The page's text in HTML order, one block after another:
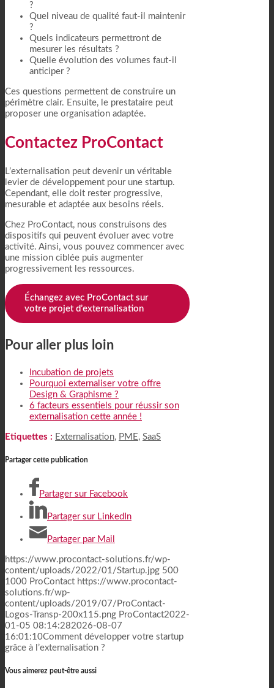
?
Quel niveau de qualité faut-il maintenir
?
Quels indicateurs permettront de
mesurer les résultats ?
Quelle évolution des volumes faut-il
anticiper ?
Ces questions permettent de construire un
périmètre clair. Ensuite, le prestataire peut
proposer une organisation adaptée.
Contactez ProContact
L’externalisation peut devenir un véritable
levier de développement pour une startup.
Cependant, elle doit rester progressive,
mesurable et adaptée aux besoins réels.
Chez ProContact, nous construisons des
dispositifs qui peuvent évoluer avec votre
activité. Ainsi, vous pouvez commencer avec
une mission ciblée puis augmenter
progressivement les ressources.
Échangez avec ProContact sur
votre projet d’externalisation
Pour aller plus loin
Incubation de projets
Pourquoi externaliser votre offre
Design & Graphisme ?
6 facteurs essentiels pour réussir son
externalisation cette année !
Etiquettes : Externalisation, PME, SaaS
Partager cette publication
Partager sur Facebook
Partager sur LinkedIn
Partager par Mail
https://www.procontact-solutions.fr/wp-
content/uploads/2022/01/Startup.jpg 500
1000 ProContact https://www.procontact-
solutions.fr/wp-
content/uploads/2019/07/ProContact-
Logos-Transp-200x115.png ProContact2022-
01-05 08:14:282026-08-07
16:01:10Comment développer votre startup
grâce à l’externalisation ?
Vous aimerez peut-être aussi